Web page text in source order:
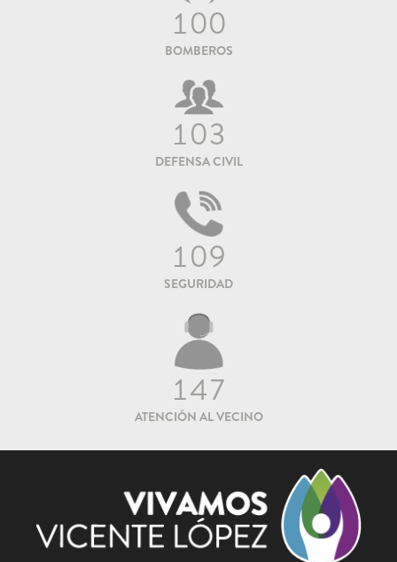
100
BOMBEROS
103
DEFENSA CIVIL
109
SEGURIDAD
147
ATENCIÓN AL VECINO